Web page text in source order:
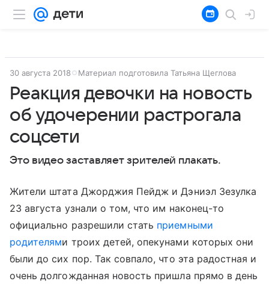
30 августа 2018 Материал подготовила Татьяна Щеглова
Реакция девочки на новость
об удочерении растрогала
соцсети
Это видео заставляет зрителей плакать.
Жители штата Джорджия Пейдж и Дэниэл Зезулка
23 августа узнали о том, что им наконец-то
официально разрешили стать приемными
родителями троих детей, опекунами которых они
были до сих пор. Так совпало, что эта радостная и
очень долгожданная новость пришла прямо в день